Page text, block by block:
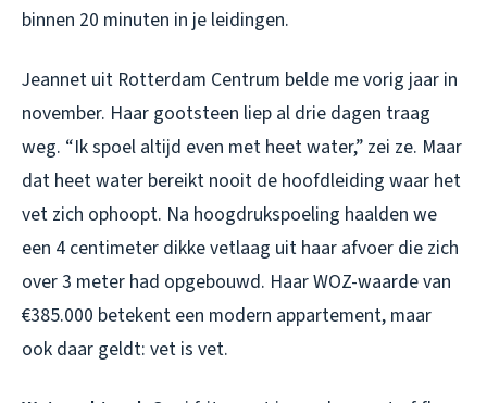
binnen 20 minuten in je leidingen.
Jeannet uit Rotterdam Centrum belde me vorig jaar in
november. Haar gootsteen liep al drie dagen traag
weg. “Ik spoel altijd even met heet water,” zei ze. Maar
dat heet water bereikt nooit de hoofdleiding waar het
vet zich ophoopt. Na hoogdrukspoeling haalden we
een 4 centimeter dikke vetlaag uit haar afvoer die zich
over 3 meter had opgebouwd. Haar WOZ-waarde van
€385.000 betekent een modern appartement, maar
ook daar geldt: vet is vet.